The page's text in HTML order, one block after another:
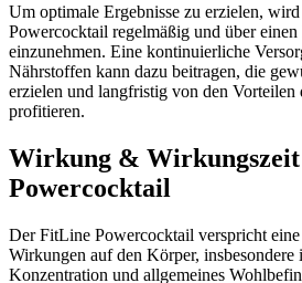
Um optimale Ergebnisse zu erzielen,
Powercocktail regelmäßig und über
einzunehmen. Eine kontinuierliche
Nährstoffen kann dazu beitragen, die
erzielen und langfristig von den Vorteilen
profitieren.
Wirkung &
Powercocktail
Der FitLine Powercocktail verspricht
Wirkungen auf den Körper, insbesondere
Konzentration und allgemeines